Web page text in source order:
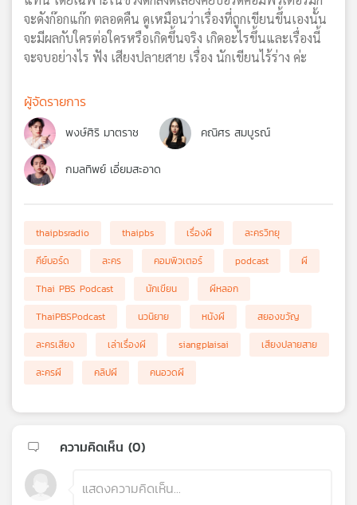
แผนที่
วิทยุ
เครือ
จะดังก๊อกแก๊ก ตลอดคืน ดูเหมือนว่าเรื่องที่ถูกเขียนขึ้นเองนั้น
จะมีผลกับใครต่อใครหรือเกิดขึ้นจริง เกิดอะไรขึ้นและเรื่องนี้
จะจบอย่างไร ฟัง เสียงปลายสาย เรื่อง นักเขียนไร้ร่าง ค่ะ
ผู้จัดรายการ
พงษ์ศิริ มาตราช คณิศร สมบูรณ์
กมลทิพย์ เอี่ยมสะอาด
thaipbsradio thaipbs เรื่องผี
ละครวิทยุ
คีย์บอร์ด
ละคร คอมพิวเตอร์ podcast
ผี
Thai PBS Podcast
นักเขียน
ผีหลอก
ThaiPBSPodcast
นวนิยาย หนังผี
สยองขวัญ
ละครเสียง
เล่าเรื่องผี siangplaisai
เสียงปลายสาย
ละครผี
คลิปผี คนอวดผี
ความคิดเห็น (0)